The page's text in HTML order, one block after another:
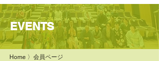
​EVENTS
Home 〉会員ページ